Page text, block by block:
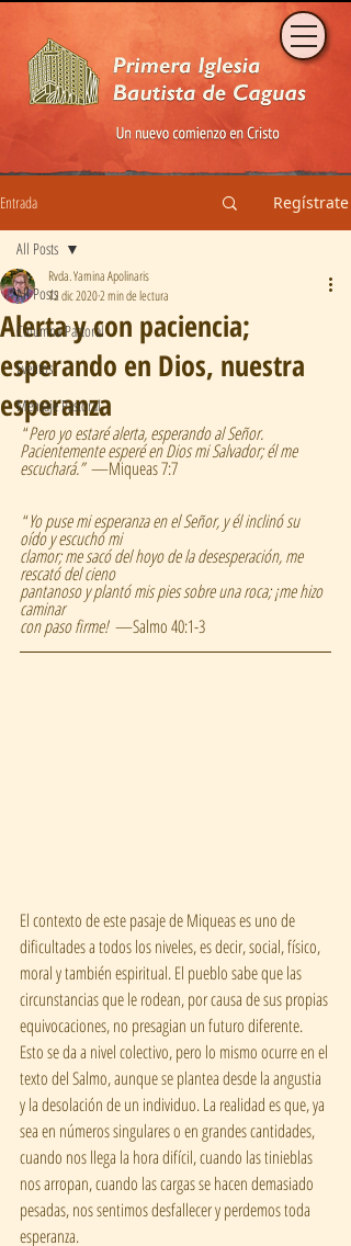
Entrada Regístrate
All Posts
Columna Pastoral
Eventos
Mensaje Pastoral
All Posts
Alerta y con paciencia;
esperando en Dios, nuestra
esperanza
Rvda. Yamina Apolinaris
12 dic 20202 min de lectura
“Pero yo estaré alerta, esperando al Señor.
Pacientemente esperé en Dios mi Salvador; él me
escuchará.” —Miqueas 7:7
“Yo puse mi esperanza en el Señor, y él inclinó su
oído y escuchó mi
clamor; me sacó del hoyo de la desesperación, me
rescató del cieno
pantanoso y plantó mis pies sobre una roca; ¡me hizo
caminar
con paso firme! —Salmo 40:1-3
El contexto de este pasaje de Miqueas es uno de
dificultades a todos los niveles, es decir, social, físico,
moral y también espiritual. El pueblo sabe que las
circunstancias que le rodean, por causa de sus propias
equivocaciones, no presagian un futuro diferente.
Esto se da a nivel colectivo, pero lo mismo ocurre en el
texto del Salmo, aunque se plantea desde la angustia
y la desolación de un individuo. La realidad es que, ya
sea en números singulares o en grandes cantidades,
cuando nos llega la hora difícil, cuando las tinieblas
nos arropan, cuando las cargas se hacen demasiado
pesadas, nos sentimos desfallecer y perdemos toda
esperanza.